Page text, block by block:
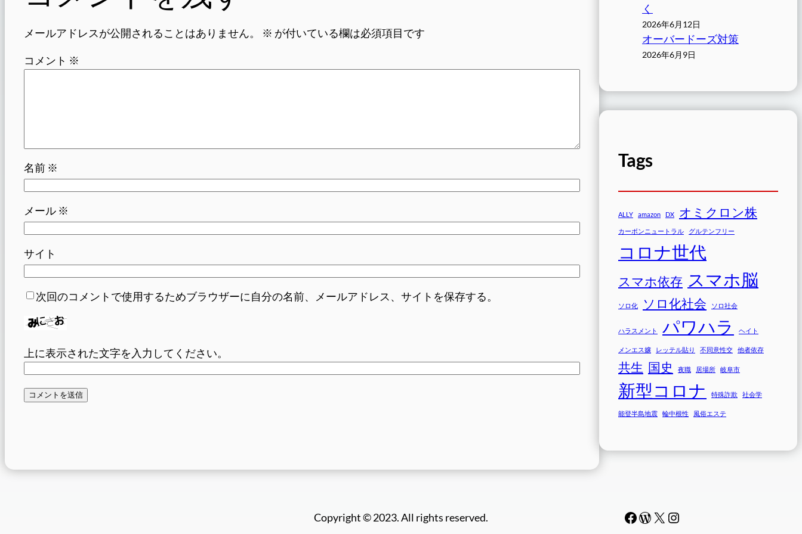
メールアドレスが公開されることはありません。 ※ が付いている欄は必須項目です
コメント ※
名前 ※
メール ※
サイト
次回のコメントで使用するためブラウザーに自分の名前、メールアドレス、サイトを保存する。
上に表示された文字を入力してください。
く
2026年6月12日
オーバードーズ対策
2026年6月9日
Tags
ALLY amazon DX オミクロン株
カーボンニュートラル グルテンフリー
コロナ世代
スマホ依存 スマホ脳
ソロ化 ソロ化社会 ソロ社会
ハラスメント パワハラ ヘイト
メンエス嬢 レッテル貼り 不同意性交 他者依存
共生 国史 夜職 居場所 岐阜市
新型コロナ 特殊詐欺 社会学
能登半島地震 輪中根性 風俗エステ
Copyright © 2023. All rights reserved. Facebook WordPress # Instagram